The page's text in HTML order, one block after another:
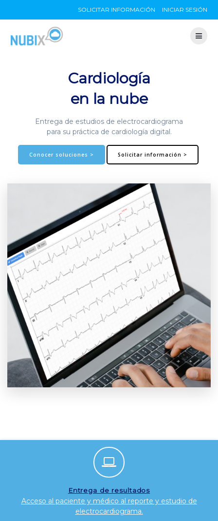
to
SOLICITAR INFORMACIÓN INICIAR SESIÓN
Cardiología
en la nube
Entrega de estudios de electrocardiograma
para su práctica de cardiología digital.
Conocer soluciones > Solicitar información >
Entrega de resultados
Acceso al paciente y médico al reporte y estudio de
electrocardiograma.